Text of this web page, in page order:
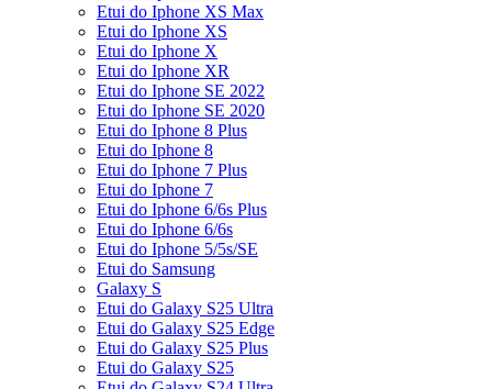
Etui do Iphone XS Max
Etui do Iphone XS
Etui do Iphone X
Etui do Iphone XR
Etui do Iphone SE 2022
Etui do Iphone SE 2020
Etui do Iphone 8 Plus
Etui do Iphone 8
Etui do Iphone 7 Plus
Etui do Iphone 7
Etui do Iphone 6/6s Plus
Etui do Iphone 6/6s
Etui do Iphone 5/5s/SE
Etui do Samsung
Galaxy S
Etui do Galaxy S25 Ultra
Etui do Galaxy S25 Edge
Etui do Galaxy S25 Plus
Etui do Galaxy S25